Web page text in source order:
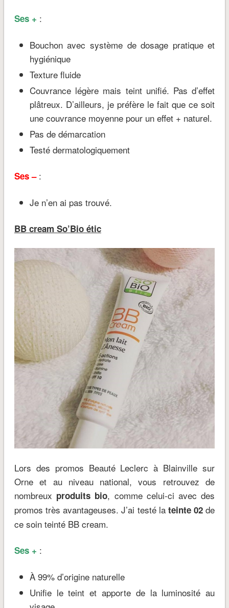
Ses + :
Bouchon avec système de dosage pratique et
hygiénique
Texture fluide
Couvrance légère mais teint unifié. Pas d’effet
plâtreux. D’ailleurs, je préfère le fait que ce soit
une couvrance moyenne pour un effet + naturel.
Pas de démarcation
Testé dermatologiquement
Ses –:
Je n’en ai pas trouvé.
BB cream So’Bio étic
Lors des promos Beauté Leclerc à Blainville sur
Orne et au niveau national, vous retrouvez de
nombreux produits bio, comme celui-ci avec des
promos très avantageuses. J’ai testé la teinte 02de
ce soin teinté BB cream.
Ses + :
À 99% d’origine naturelle
Unifie le teint et apporte de la luminosité au